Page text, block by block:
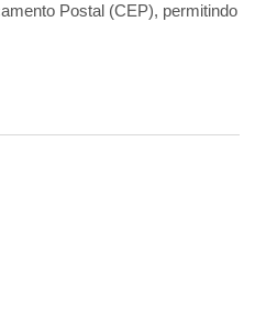
Postal (CEP), permitindo